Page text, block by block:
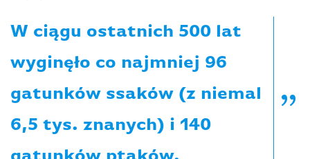
W ciągu ostatnich 500 lat
wyginęło co najmniej 96
gatunków ssaków (z niemal
6,5 tys. znanych) i 140